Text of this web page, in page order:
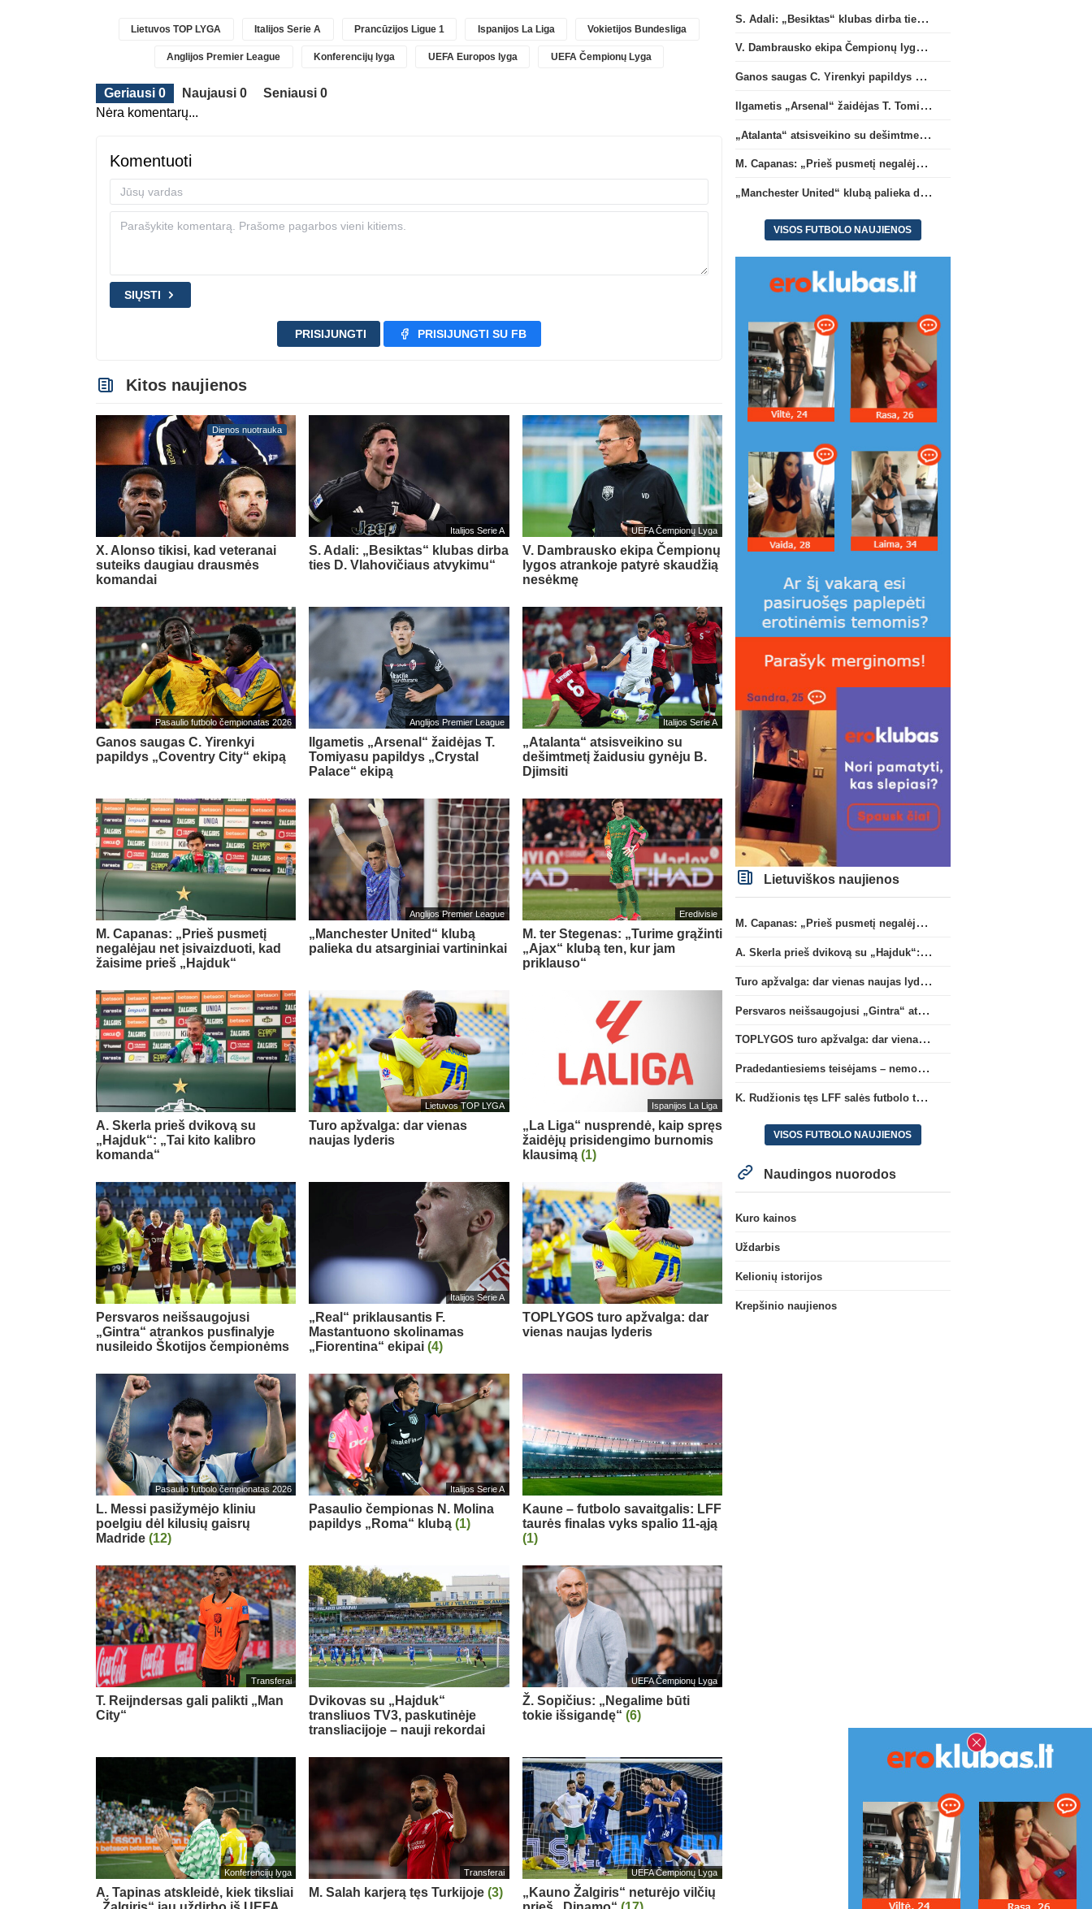
Lietuvos TOP LYGA Italijos Serie A Prancūzijos Ligue 1 Ispanijos La Liga Vokietijos Bundesliga
Anglijos Premier League Konferencijų lyga UEFA Europos lyga UEFA Čempionų Lyga
Geriausi 0 Naujausi 0
Seniausi 0
Nėra komentarų...
Komentuoti
SIŲSTI
PRISIJUNGTI PRISIJUNGTI SU FB
Kitos naujienos
Dienos nuotrauka
X. Alonso tikisi, kad veteranai
suteiks daugiau drausmės
komandai
Italijos Serie A
S. Adali: „Besiktas“ klubas dirba
ties D. Vlahovičiaus atvykimu“
UEFA Čempionų Lyga
V. Dambrausko ekipa Čempionų
lygos atrankoje patyrė skaudžią
nesėkmę
Pasaulio futbolo čempionatas 2026
Ganos saugas C. Yirenkyi
papildys „Coventry City“ ekipą
Anglijos Premier League
Ilgametis „Arsenal“ žaidėjas T.
Tomiyasu papildys „Crystal
Palace“ ekipą
Italijos Serie A
„Atalanta“ atsisveikino su
dešimtmetį žaidusiu gynėju B.
Djimsiti
M. Capanas: „Prieš pusmetį
negalėjau net įsivaizduoti, kad
žaisime prieš „Hajduk“
Anglijos Premier League
„Manchester United“ klubą
palieka du atsarginiai vartininkai
Eredivisie
M. ter Stegenas: „Turime grąžinti
„Ajax“ klubą ten, kur jam
priklauso“
A. Skerla prieš dvikovą su
„Hajduk“: „Tai kito kalibro
komanda“
Lietuvos TOP LYGA
Turo apžvalga: dar vienas
naujas lyderis
Ispanijos La Liga
„La Liga“ nusprendė, kaip spręs
žaidėjų prisidengimo burnomis
klausimą (1)
Persvaros neišsaugojusi
„Gintra“ atrankos pusfinalyje
nusileido Škotijos čempionėms
Italijos Serie A
„Real“ priklausantis F.
Mastantuono skolinamas
„Fiorentina“ ekipai(4)
TOPLYGOS turo apžvalga: dar
vienas naujas lyderis
Pasaulio futbolo čempionatas 2026
L. Messi pasižymėjo kliniu
poelgiu dėl kilusių gaisrų
Madride (12)
Italijos Serie A
Pasaulio čempionas N. Molina
papildys „Roma“ klubą(1)
Kaune – futbolo savaitgalis: LFF
taurės finalas vyks spalio 11-ąją
(1)
Transferai
T. Reijndersas gali palikti „Man
City“
Dvikovas su „Hajduk“
transliuos TV3, paskutinėje
transliacijoje – nauji rekordai
UEFA Čempionų Lyga
Ž. Sopičius: „Negalime būti
tokie išsigandę“ (6)
Konferencijų lyga
A. Tapinas atskleidė, kiek tiksliai
Transferai
M. Salah karjerą tęs Turkijoje(3)
UEFA Čempionų Lyga
„Kauno Žalgiris“ neturėjo vilčių
S. Adali: „Besiktas“ klubas dirba ties D. Vlahovičiaus atvykimu“
V. Dambrausko ekipa Čempionų lygos atrankoje patyrė skaudžią nesėkmę
Ganos saugas C. Yirenkyi papildys „Coventry City“ ekipą
Ilgametis „Arsenal“ žaidėjas T. Tomiyasu papildys „Crystal Palace“ ekipą
„Atalanta“ atsisveikino su dešimtmetį žaidusiu gynėju B. Djimsiti
M. Capanas: „Prieš pusmetį negalėjau net įsivaizduoti, kad žaisime prieš „Hajduk“
„Manchester United“ klubą palieka du atsarginiai vartininkai
VISOS FUTBOLO NAUJIENOS
Lietuviškos naujienos
M. Capanas: „Prieš pusmetį negalėjau net įsivaizduoti, kad žaisime prieš „Hajduk“
A. Skerla prieš dvikovą su „Hajduk“: „Tai kito kalibro komanda“
Turo apžvalga: dar vienas naujas lyderis
Persvaros neišsaugojusi „Gintra“ atrankos pusfinalyje nusileido Škotijos čempionėms
TOPLYGOS turo apžvalga: dar vienas naujas lyderis
Pradedantiesiems teisėjams – nemokamas seminaras Vilniuje šį penktadienį
K. Rudžionis tęs LFF salės futbolo techninio direktoriaus veiklą
VISOS FUTBOLO NAUJIENOS
Naudingos nuorodos
Kuro kainos
Uždarbis
Kelionių istorijos
Krepšinio naujienos